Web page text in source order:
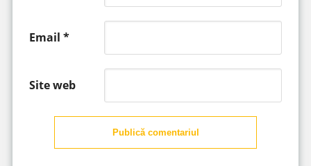
Email *
Site web
Publică comentariul